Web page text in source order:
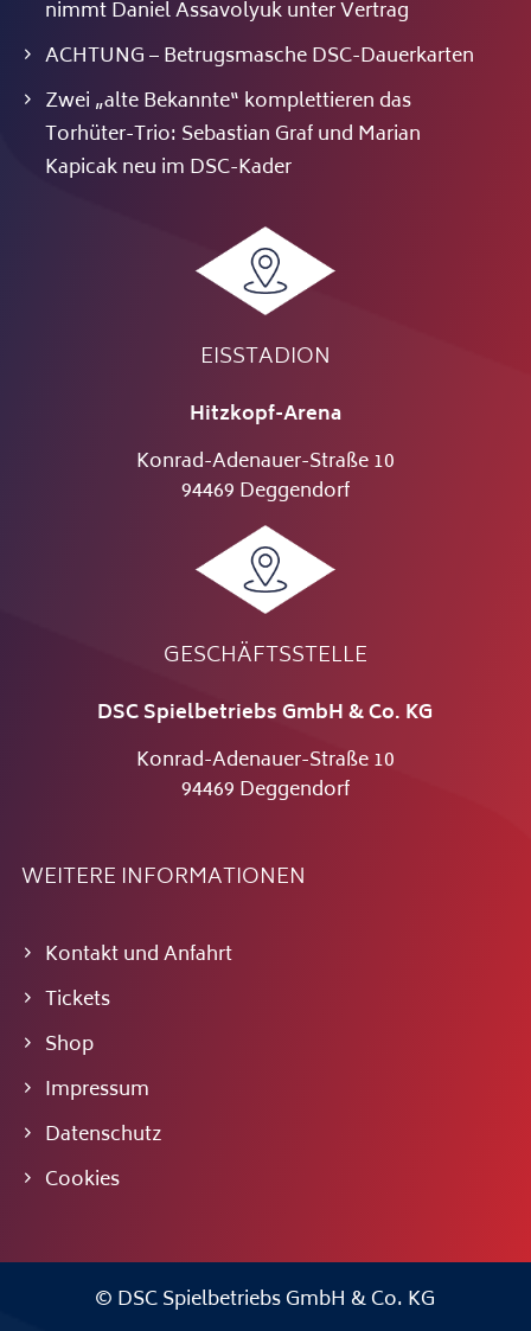
nimmt Daniel Assavolyuk unter Vertrag
ACHTUNG – Betrugsmasche DSC-Dauerkarten
Zwei „alte Bekannte“ komplettieren das
Torhüter-Trio: Sebastian Graf und Marian
Kapicak neu im DSC-Kader
EISSTADION
Hitzkopf-Arena
Konrad-Adenauer-Straße 10
94469 Deggendorf
GESCHÄFTSSTELLE
DSC Spielbetriebs GmbH & Co. KG
Konrad-Adenauer-Straße 10
94469 Deggendorf
WEITERE INFORMATIONEN
Kontakt und Anfahrt
Tickets
Shop
Impressum
Datenschutz
Cookies
© DSC Spielbetriebs GmbH & Co. KG